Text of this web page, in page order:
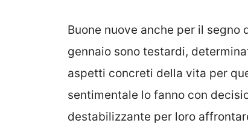
Buone nuove anche per il segno
gennaio sono testardi,
aspetti concreti della vita per
sentimentale lo fanno con
destabilizzante per loro